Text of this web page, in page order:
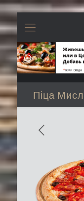
Піца